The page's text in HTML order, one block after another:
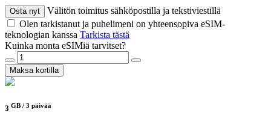
Osta nyt
Välitön toimitus sähköpostilla ja tekstiviestillä
Olen tarkistanut ja puhelimeni on yhteensopiva eSIM-
teknologian kanssa Tarkista tästä
Kuinka monta eSIMiä tarvitset?
Maksa kortilla
3 GB / 3 päivää